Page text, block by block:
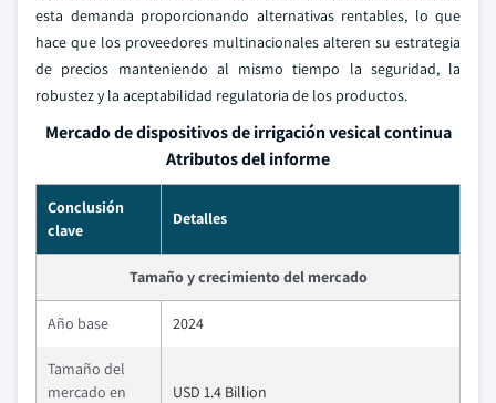
esta demanda proporcionando alternativas rentables, lo que
hace que los proveedores multinacionales alteren su estrategia
de precios manteniendo al mismo tiempo la seguridad, la
robustez y la aceptabilidad regulatoria de los productos.
Mercado de dispositivos de irrigación vesical continua
Atributos del informe
Conclusión
clave
Detalles
Tamaño y crecimiento del mercado
Año base 2024
Tamaño del
mercado en
USD 1.4 Billion